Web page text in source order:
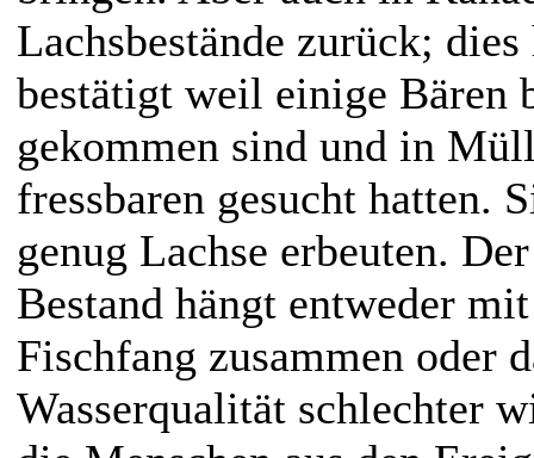
Lachsbestände zurück;
bestätigt weil einige Bären
gekommen sind und in
fressbaren gesucht hatten.
genug Lachse erbeuten.
Bestand hängt entweder
Fischfang zusammen oder
Wasserqualität schlechter